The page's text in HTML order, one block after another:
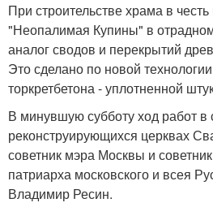
При строительстве храма в
"Неопалимая Купины" в
аналог сводов и перекрытий
Это сделано по новой
торкретбетона - уплотненной
В минувшую субботу ход работ в
реконструирующихся церквах
советник мэра Москвы и
патриарха московского и всея
Владимир Ресин.